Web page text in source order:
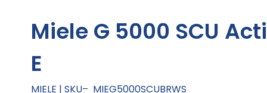
Miele G 5000 SCU
E
MIELE SKU MIEG5000SCUBRWS